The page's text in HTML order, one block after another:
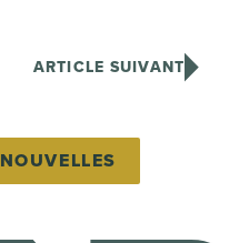
ARTICLE SUIVANT